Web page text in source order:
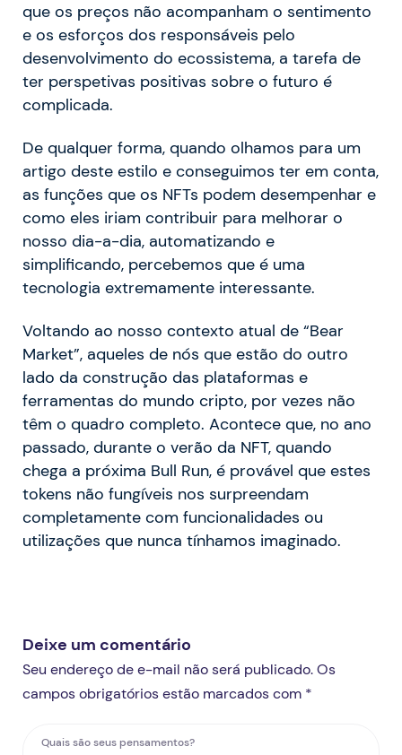
que os preços não acompanham o sentimento
e os esforços dos responsáveis pelo
desenvolvimento do ecossistema, a tarefa de
ter perspetivas positivas sobre o futuro é
complicada.
De qualquer forma, quando olhamos para um
artigo deste estilo e conseguimos ter em conta,
as funções que os NFTs podem desempenhar e
como eles iriam contribuir para melhorar o
nosso dia-a-dia, automatizando e
simplificando, percebemos que é uma
tecnologia extremamente interessante.
Voltando ao nosso contexto atual de “Bear
Market”, aqueles de nós que estão do outro
lado da construção das plataformas e
ferramentas do mundo cripto, por vezes não
têm o quadro completo. Acontece que, no ano
passado, durante o verão da NFT, quando
chega a próxima Bull Run, é provável que estes
tokens não fungíveis nos surpreendam
completamente com funcionalidades ou
utilizações que nunca tínhamos imaginado.
Deixe um comentário
Seu endereço de e-mail não será publicado. Os
campos obrigatórios estão marcados com *